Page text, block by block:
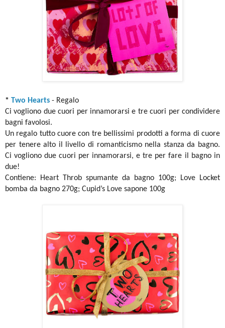
* Two Hearts - Regalo
Ci vogliono due cuori per innamorarsi e tre cuori per condividere
bagni favolosi.
Un regalo tutto cuore con tre bellissimi prodotti a forma di cuore
per tenere alto il livello di romanticismo nella stanza da bagno.
Ci vogliono due cuori per innamorarsi, e tre per fare il bagno in
due!
Contiene: Heart Throb spumante da bagno 100g; Love Locket
bomba da bagno 270g; Cupid’s Love sapone 100g